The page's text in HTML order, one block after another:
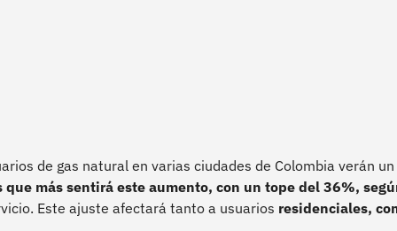
de gas natural en varias ciudades de Colombia verán un
que más sentirá este aumento, con un tope del 36%,
Este ajuste afectará tanto a usuarios residenciales,